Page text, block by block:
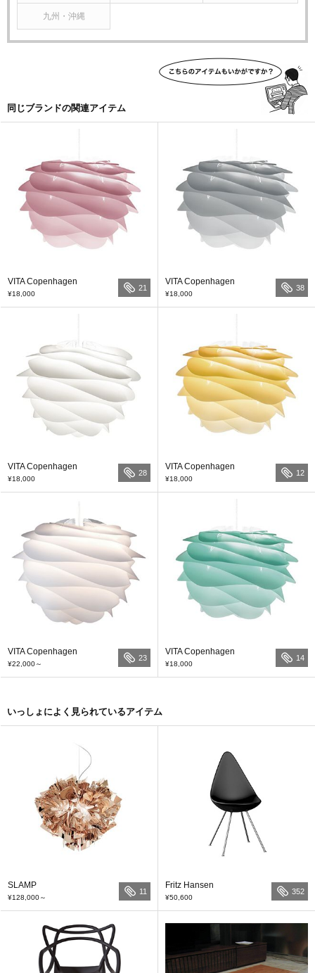
九州・沖縄
同じブランドの関連アイテム
VITA Copenhagen
¥18,000
21
VITA Copenhagen
¥18,000
38
VITA Copenhagen
¥18,000
28
VITA Copenhagen
¥18,000
12
VITA Copenhagen
¥22,000～
23
VITA Copenhagen
¥18,000
14
いっしょによく見られているアイテム
SLAMP
¥128,000～
11
Fritz Hansen
¥50,600
352